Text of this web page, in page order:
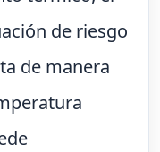
de riesgo
de manera